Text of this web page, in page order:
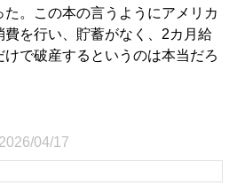
た。この本の言うようにアメリカ
費を行い、貯蓄がなく、2カ月給
けで破産するというのは本当だろ
2026/04/17